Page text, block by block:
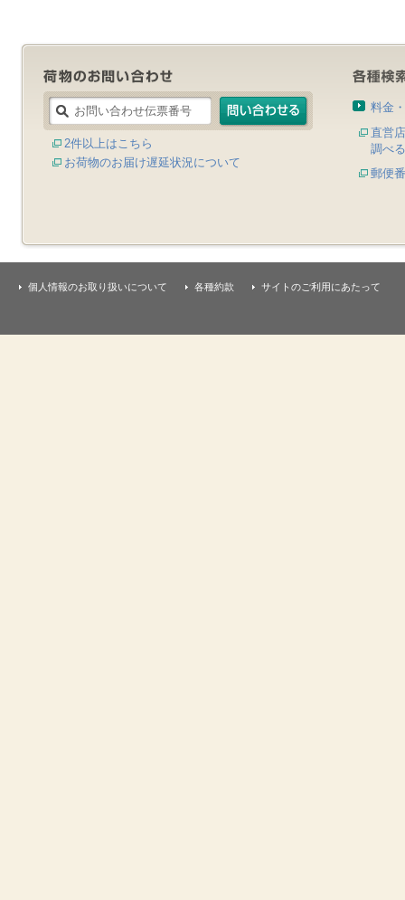
2件以上はこちら
お荷物のお届け遅延状況について
料金
直営
調べる
郵便
個人情報のお取り扱いについて 各種約款 サイトのご利用にあたって